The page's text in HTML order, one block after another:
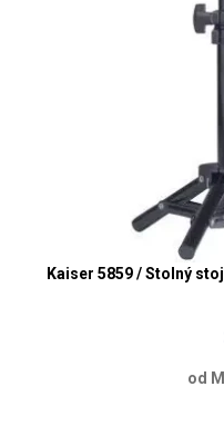
Kaiser 5859 / Stolný
od